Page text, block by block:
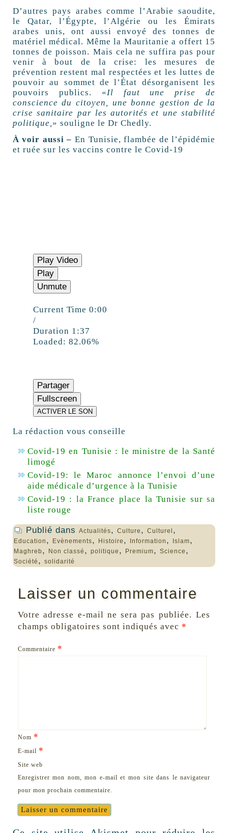
D’autres pays arabes comme l’Arabie saoudite,
le Qatar, l’Égypte, l’Algérie ou les Émirats
arabes unis, ont aussi envoyé des tonnes de
matériel médical. Même la Mauritanie a offert 15
tonnes de poisson. Mais cela ne suffira pas pour
venir à bout de la crise: les mesures de
prévention restent mal respectées et les luttes de
pouvoir au sommet de l’État désorganisent les
pouvoirs publics. «Il faut une prise de
conscience du citoyen, une bonne gestion de la
crise sanitaire par les autorités et une stabilité
politique, » souligne le Dr Chedly.
À voir aussi – En Tunisie, flambée de l’épidémie
et ruée sur les vaccins contre le Covid-19
Play Video
Play
Unmute
Current Time 0:00
/
Duration 1:37
Loaded: 82.06%
Partager
Fullscreen
ACTIVER LE SON
La rédaction vous conseille
Covid-19 en Tunisie : le ministre de la Santé
limogé
Covid-19: le Maroc annonce l’envoi d’une
aide médicale d’urgence à la Tunisie
Covid-19 : la France place la Tunisie sur sa
liste rouge
Publié dans Actualités, Culture , Culturel ,
Education , Evènements, Histoire , Information , Islam,
Maghreb, Non classé , politique , Premium, Science ,
Société , solidarité
Laisser un commentaire
Votre adresse e-mail ne sera pas publiée. Les
champs obligatoires sont indiqués avec *
Commentaire *
Nom *
E-mail *
Site web
Enregistrer mon nom, mon e-mail et mon site dans le navigateur
pour mon prochain commentaire.